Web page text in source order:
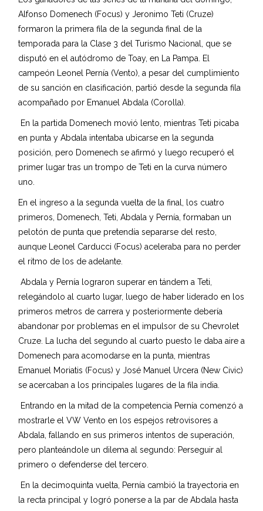
Alfonso Domenech (Focus) y Jeronimo Teti (Cruze)
formaron la primera fila de la segunda final de la
temporada para la Clase 3 del Turismo Nacional, que se
disputó en el autódromo de Toay, en La Pampa. El
campeón Leonel Pernía (Vento), a pesar del cumplimiento
de su sanción en clasificación, partió desde la segunda fila
acompañado por Emanuel Abdala (Corolla).
En la partida Domenech movió lento, mientras Teti picaba
en punta y Abdala intentaba ubicarse en la segunda
posición, pero Domenech se afirmó y luego recuperó el
primer lugar tras un trompo de Teti en la curva número
uno.
En el ingreso a la segunda vuelta de la final, los cuatro
primeros, Domenech, Teti, Abdala y Pernía, formaban un
pelotón de punta que pretendía separarse del resto,
aunque Leonel Carducci (Focus) aceleraba para no perder
el ritmo de los de adelante.
Abdala y Pernía lograron superar en tándem a Teti,
relegándolo al cuarto lugar, luego de haber liderado en los
primeros metros de carrera y posteriormente debería
abandonar por problemas en el impulsor de su Chevrolet
Cruze. La lucha del segundo al cuarto puesto le daba aire a
Domenech para acomodarse en la punta, mientras
Emanuel Moriatis (Focus) y José Manuel Urcera (New Civic)
se acercaban a los principales lugares de la fila india.
Entrando en la mitad de la competencia Pernía comenzó a
mostrarle el VW Vento en los espejos retrovisores a
Abdala, fallando en sus primeros intentos de superación,
pero planteándole un dilema al segundo: Perseguir al
primero o defenderse del tercero.
En la decimoquinta vuelta, Pernía cambió la trayectoria en
la recta principal y logró ponerse a la par de Abdala hasta